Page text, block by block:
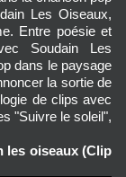
Les Oiseaux,
Entre poésie et
Soudain Les
dans le paysage
la sortie de
de clips avec
"Suivre le soleil",
les oiseaux (Clip